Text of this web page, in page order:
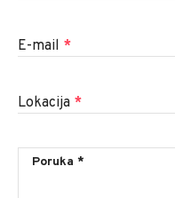
E-mail *
Lokacija *